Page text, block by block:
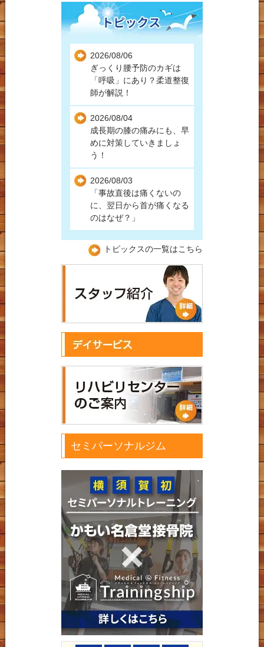
バイク事故
自損事故
人身事故
高速事故
労災保険での受診につい
て
2026/08/06
ぎっくり腰予防のカギは
「呼吸」にあり？柔道整復
師が解説！
2026/08/04
成長期の膝の痛みにも、早
めに対策していきましょ
う！
2026/08/03
「事故直後は痛くないの
に、翌日から首が痛くなる
のはなぜ？」
トピックスの一覧はこちら
セミパーソナルジム